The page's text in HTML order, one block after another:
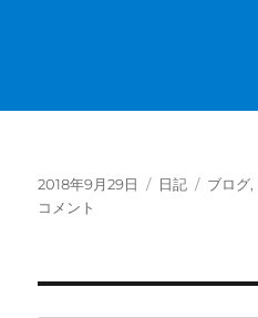
投
稿
2018年9月29日
カ
日記
タ
ブログ,
コメント